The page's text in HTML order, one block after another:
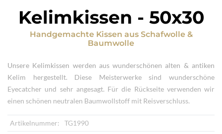
Kelimkissen - 50x30
Handgemachte Kissen aus Schafwolle &
Baumwolle
Unsere Kelimkissen werden aus wunderschönen alten & antiken
Kelim hergestellt. Diese Meisterwerke sind wunderschöne
Eyecatcher und sehr angesagt. Für die Rückseite verwenden wir
einen schönen neutralen Baumwollstoff mit Reisverschluss.
Artikelnummer:
TG1990